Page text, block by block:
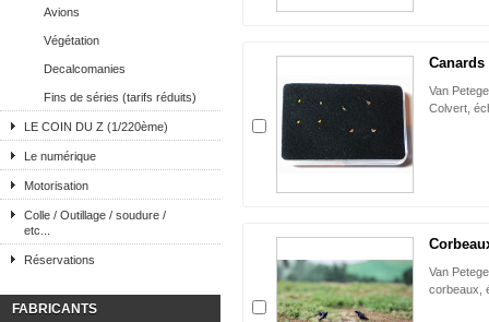
Avions
Végétation
Decalcomanies
Fins de séries (tarifs réduits)
LE COIN DU Z (1/220ème)
Le numérique
Motorisation
Colle / Outillage / soudure /
etc...
Réservations
FABRICANTS
Van
Colvert,
Van
corbeaux,